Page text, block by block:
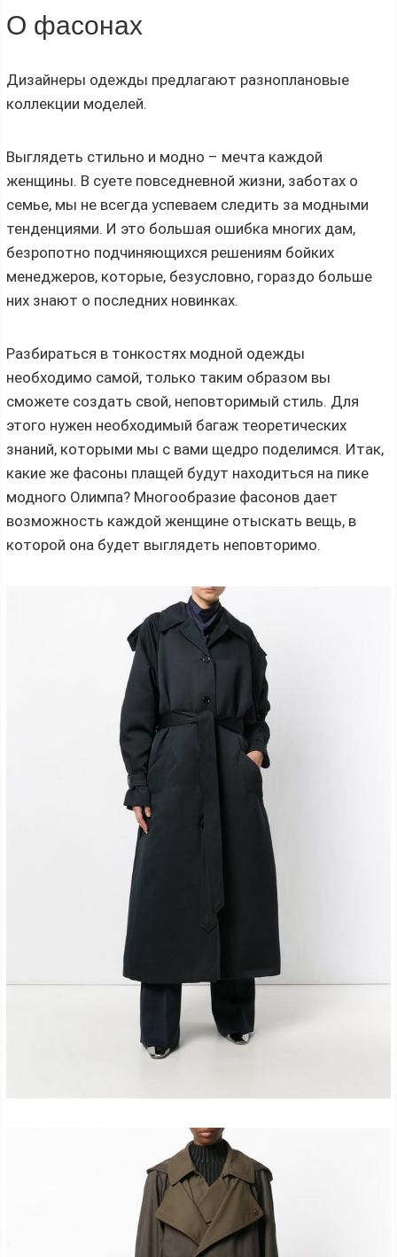
О фасонах
Дизайнеры одежды предлагают разноплановые
коллекции моделей.
Выглядеть стильно и модно – мечта каждой
женщины. В суете повседневной жизни, заботах о
семье, мы не всегда успеваем следить за модными
тенденциями. И это большая ошибка многих дам,
безропотно подчиняющихся решениям бойких
менеджеров, которые, безусловно, гораздо больше
них знают о последних новинках.
Разбираться в тонкостях модной одежды
необходимо самой, только таким образом вы
сможете создать свой, неповторимый стиль. Для
этого нужен необходимый багаж теоретических
знаний, которыми мы с вами щедро поделимся. Итак,
какие же фасоны плащей будут находиться на пике
модного Олимпа? Многообразие фасонов дает
возможность каждой женщине отыскать вещь, в
которой она будет выглядеть неповторимо.